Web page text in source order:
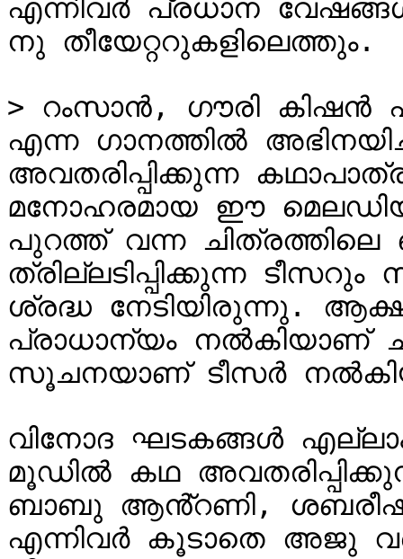
എന്നിവർ പ്രധാന
നു തീയേറ്ററുകളിലെത്തും.
> റംസാൻ, ഗൗരി കിഷൻ
എന്ന ഗാനത്തിൽ
അവതരിപ്പിക്കുന്ന
മനോഹരമായ ഈ
പുറത്ത് വന്ന
ത്രില്ലടിപ്പിക്കുന്ന
ശ്രദ്ധ നേടിയിരുന്നു.
പ്രാധാന്യം നൽകിയാണ്
സൂചനയാണ് ടീസർ
വിനോദ ഘടകങ്ങൾ
മൂഡിൽ കഥ
ബാബു ആൻ്റണി, ശബരീഷ്
എന്നിവർ കൂടാതെ അജു